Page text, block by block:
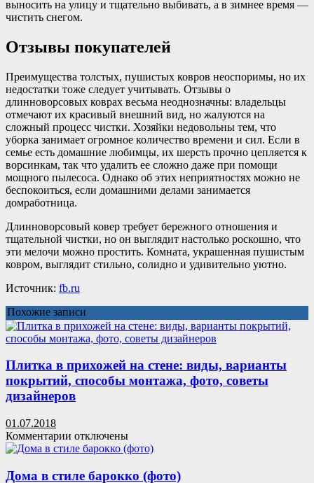
выносить на улицу и тщательно выбивать, а в зимнее время —
чистить снегом.
Отзывы покупателей
Преимущества толстых, пушистых ковров неоспоримы, но их
недостатки тоже следует учитывать. Отзывы о
длинноворсовых коврах весьма неоднозначны: владельцы
отмечают их красивый внешний вид, но жалуются на
сложный процесс чистки. Хозяйки недовольны тем, что
уборка занимает огромное количество времени и сил. Если в
семье есть домашние любимцы, их шерсть прочно цепляется к
ворсинкам, так что удалить ее сложно даже при помощи
мощного пылесоса. Однако об этих неприятностях можно не
беспокоиться, если домашними делами занимается
домработница.
Длинноворсовый ковер требует бережного отношения и
тщательной чистки, но он выглядит настолько роскошно, что
эти мелочи можно простить. Комната, украшенная пушистым
ковром, выглядит стильно, солидно и удивительно уютно.
Источник: fb.ru
Похожие записи
Плитка в прихожей на стене: виды, варианты
покрытий, способы монтажа, фото, советы
дизайнеров
01.07.2018
Комментарии к
записи
в
отключены
Дома в стиле барокко (фото)